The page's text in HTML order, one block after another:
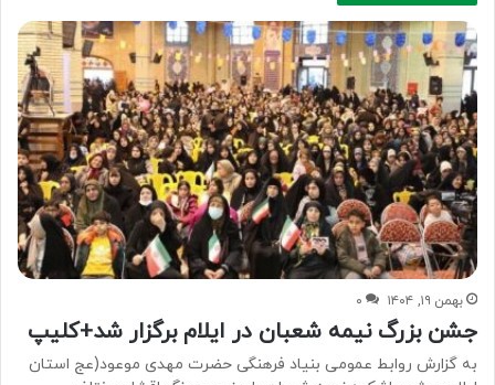
بهمن ۱۹, ۱۴۰۴ ۰
جشن بزرگ نیمه شعبان در ایلام برگزار شد+کلیپ
به گزارش روابط عمومی بنیاد فرهنگی حضرت مهدی موعود(عج استان